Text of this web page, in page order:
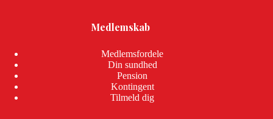
Medlemskab
Medlemsfordele
Din sundhed
Pension
Kontingent
Tilmeld dig